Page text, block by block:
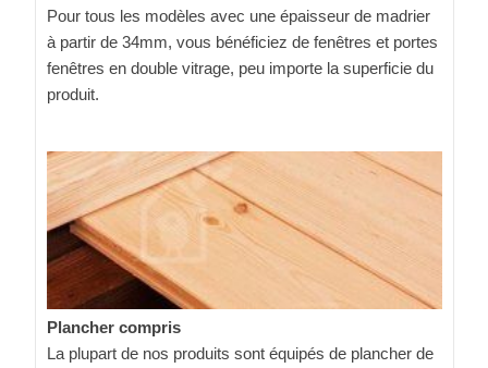
Pour tous les modèles avec une épaisseur de madrier
à partir de 34mm, vous bénéficiez de fenêtres et portes
fenêtres en double vitrage, peu importe la superficie du
produit.
Plancher compris
La plupart de nos produits sont équipés de plancher de